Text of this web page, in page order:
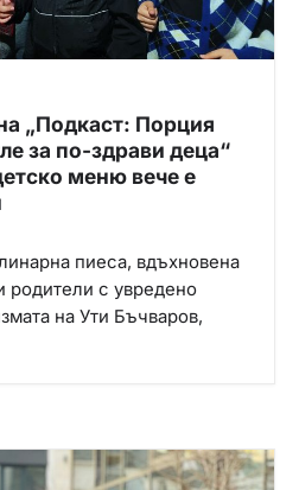
„Подкаст: Порция
за по-здрави деца“
меню вече е
пиеса, вдъхновена
родители с увредено
на Ути Бъчваров,